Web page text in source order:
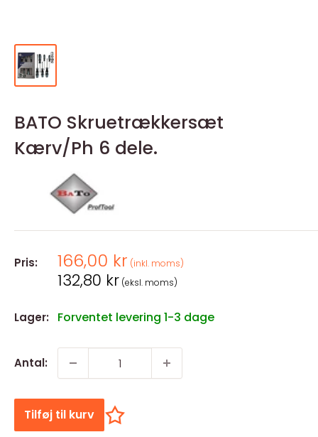
BATO Skruetrækkersæt
Kærv/Ph 6 dele.
Pris: Salgspris
166,00 kr (inkl. moms)
Salgspris
132,80 kr (eksl. moms)
Lager: Forventet levering 1-3 dage
Antal:
Tilføj til kurv